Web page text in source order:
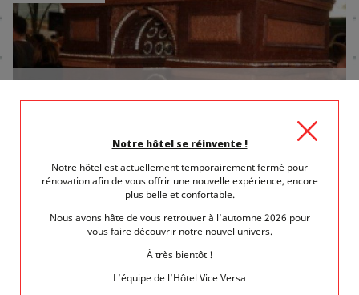
Salon du Chocolat Paris 2013, le moment tant attendu des
passionnés de chocolat, se tiendra...
LIRE LA SUITE
Notre hôtel se réinvente !
Notre hôtel est actuellement temporairement fermé pour
rénovation afin de vous offrir une nouvelle expérience, encore
plus belle et confortable.
Nous avons hâte de vous retrouver à l’automne 2026 pour
vous faire découvrir notre nouvel univers.
À très bientôt !
L’équipe de l’Hôtel Vice Versa